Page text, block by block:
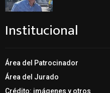
Institucional
Área del Patrocinador
Área del Jurado
Crédito: imágenes y otros